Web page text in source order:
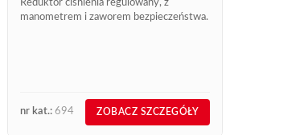
Reduktor ciśnienia regulowany, z
manometrem i zaworem bezpieczeństwa.
nr kat.: 694 ZOBACZ SZCZEGÓŁY